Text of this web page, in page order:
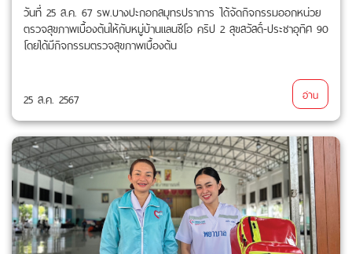
วันที่ 25 ส.ค. 67 รพ.บางปะกอกสมุทรปราการ ได้จัดกิจกรรมออกหน่วย
ตรวจสุขภาพเบื้องต้นให้กับหมู่บ้านแลนซีโอ คริป 2 สุขสวัสดิ์-ประชาอุทิศ 90
โดยได้มีกิจกรรมตรวจสุขภาพเบื้องต้น
25 ส.ค. 2567 อ่าน